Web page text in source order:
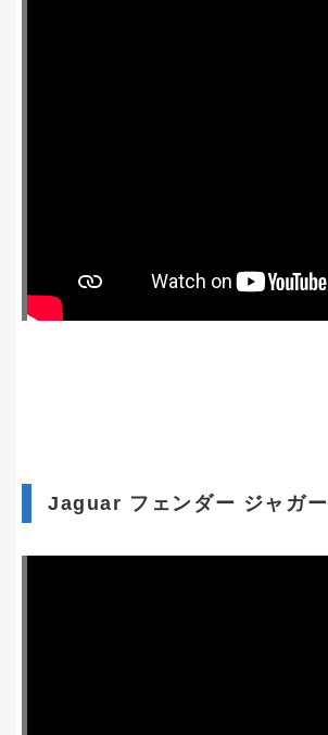
Jaguar フェンダー ジャガー